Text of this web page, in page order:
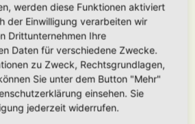
dass der Betreiber keine Verantwortung für die
die er nicht selbst erstellt hat oder die
hat. Du gestattest dem Betreiber, dein
und Funktionen jederzeit zu löschen oder zu
darüber hinaus, deine Beiträge
gegen o. g. Regeln verstoßen oder geeignet
einem Dritten Schaden zuzufügen.
werden diese Funktionen aktiviert
der Einwilligung verarbeiten wir
Drittunternehmen Ihre
Daten für verschiedene Zwecke.
zu Zweck, Rechtsgrundlagen,
Sie unter dem Button "Mehr"
einsehen. Sie
jederzeit widerrufen.